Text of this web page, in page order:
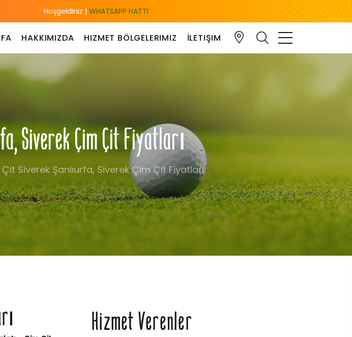
Hoşgeldiniz | WHATSAPP HATTI
HAKKIMIZDA HIZMET BÖLGELERIMIZ İLETIŞIM
Siverek Çim Çit Fiyatları
Siverek Şanlıurfa, Siverek Çim Çit Fiyatları
Hizmet Verenler